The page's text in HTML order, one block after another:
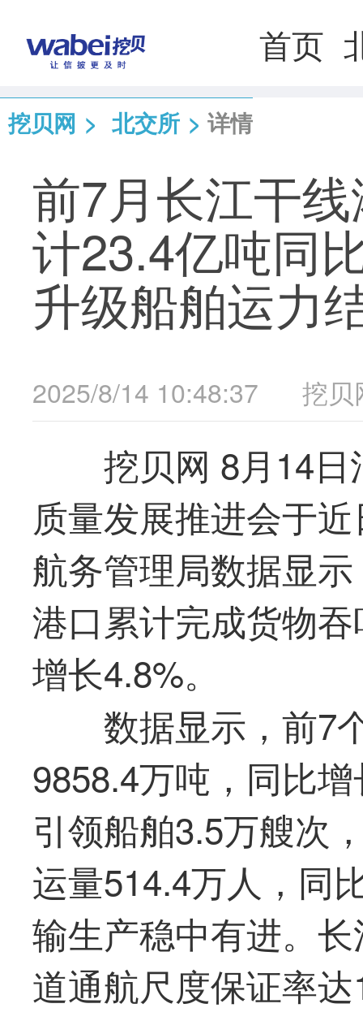
首页
挖贝网 > 北交所 > 详情
前7月长江干
计23.4亿吨同
升级船舶运力
2025/8/14 10:48:37 挖贝
挖贝网 8月14
质量发展推进会于
航务管理局数据显
港口累计完成货物
增长4.8%。
数据显示，前7
9858.4万吨，同比
引领船舶3.5万艘次
运量514.4万人，同
输生产稳中有进。
道通航尺度保证率